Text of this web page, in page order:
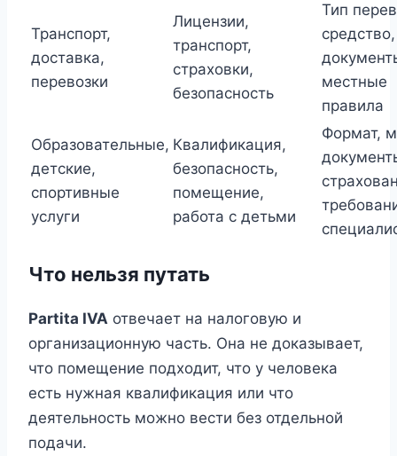
Транспорт,
доставка,
перевозки
Лицензии,
транспорт,
страховки,
безопасность
Тип
средство,
местные
правила
Образовательные,
детские,
спортивные
услуги
Квалификация,
безопасность,
помещение,
работа с детьми
Формат,
Что нельзя путать
Partita IVA отвечает на налоговую и
организационную часть. Она не доказывает,
что помещение подходит, что у человека
есть нужная квалификация или что
деятельность можно вести без отдельной
подачи.